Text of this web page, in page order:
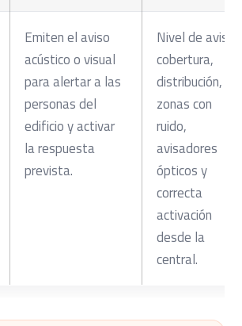
Emiten el aviso
acústico o visual
para alertar a las
personas del
edificio y activar
la respuesta
prevista.
Nivel de aviso,
cobertura,
distribución,
zonas con
ruido,
avisadores
ópticos y
correcta
activación
desde la
central.